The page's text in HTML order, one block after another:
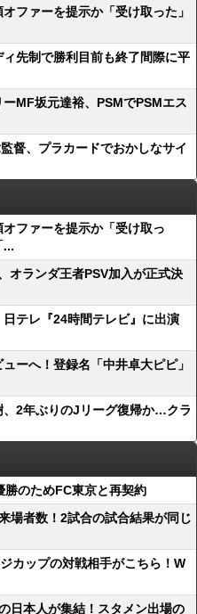
ファーを提示か「受け取った」
先制で勝利目前も終了間際に平
MF坂元達裕、PSMでPSMエス
督、プラカードでおかしなサイ
オファーを提示か「受け取っ
オランダ王者PSV加入が正式決
日テレ『24時間テレビ』に出演
ーへ！登録名「中井卓大ピピ」
、2年ぶりのJリーグ復帰か…クラ
勝のためFC東京と再契約
場者数！2試合の試合結果が同じ
カップの対戦相手がこちら！W
日本人が集結！スタメン出場の